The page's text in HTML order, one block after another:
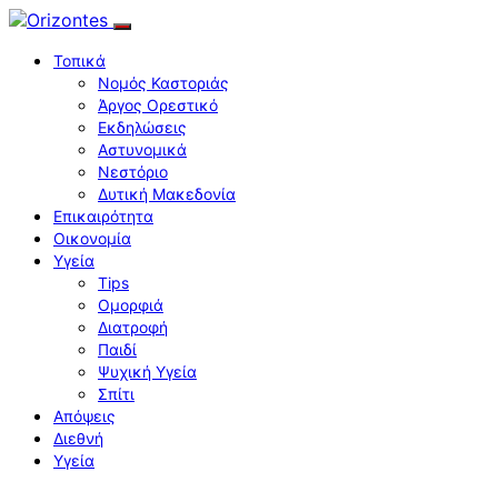
Τοπικά
Νομός Καστοριάς
Άργος Ορεστικό
Εκδηλώσεις
Αστυνομικά
Νεστόριο
Δυτική Μακεδονία
Επικαιρότητα
Οικονομία
Υγεία
Tips
Ομορφιά
Διατροφή
Παιδί
Ψυχική Υγεία
Σπίτι
Απόψεις
Διεθνή
Υγεία